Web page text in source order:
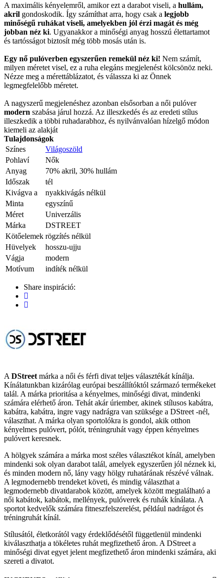
A maximális kényelemről, amikor ezt a darabot viseli, a hullám,
akril gondoskodik. Így számíthat arra, hogy csak a legjobb
minőségű ruhákat viseli, amelyekben jól érzi magát és még
jobban néz ki. Ugyanakkor a minőségi anyag hosszú élettartamot
és tartósságot biztosít még több mosás után is.
Egy nő pulóverben egyszerűen remekül néz ki! Nem számít,
milyen méretet visel, ez a ruha elegáns megjelenést kölcsönöz neki.
Nézze meg a mérettáblázatot, és válassza ki az Önnek
legmegfelelőbb méretet.
A nagyszerű megjelenéshez azonban elsősorban a női pulóver
modern szabása járul hozzá. Az illeszkedés és az eredeti stílus
illeszkedik a többi ruhadarabhoz, és nyilvánvalóan hízelgő módon
kiemeli az alakját
Tulajdonságok
Színes
Világoszöld
Pohlaví
Nők
Anyag
70% akril, 30% hullám
Időszak
tél
Kivágva a
nyakkivágás nélkül
Minta
egyszínű
Méret
Univerzális
Márka
DSTREET
Kötőelemek rögzítés nélkül
Hüvelyek
hosszu-ujju
Vágja
modern
Motívum
indíték nélkül
Share inspiráció:
A DStreet márka a női és férfi divat teljes választékát kínálja.
Kínálatunkban kizárólag európai beszállítóktól származó termékeket
talál. A márka prioritása a kényelmes, minőségi divat, mindenki
számára elérhető áron. Tehát akár úriember, akinek stílusos kabátra,
kabátra, kabátra, ingre vagy nadrágra van szüksége a DStreet -nél,
választhat. A márka olyan sportolókra is gondol, akik otthon
kényelmes pulóvert, pólót, tréningruhát vagy éppen kényelmes
pulóvert keresnek.
A hölgyek számára a márka most széles választékot kínál, amelyben
mindenki sok olyan darabot talál, amelyek egyszerűen jól néznek ki,
és minden modern nő, lány vagy hölgy ruhatárának részévé válnak.
A legmodernebb trendeket követi, és mindig választhat a
legmodernebb divatdarabok között, amelyek között megtalálható a
női kabátok, kabátok, mellények, pulóverek és ruhák kínálata. A
sportot kedvelők számára fitneszfelszerelést, például nadrágot és
tréningruhát kínál.
Stílusától, életkorától vagy érdeklődésétől függetlenül mindenki
kiválaszthatja a tökéletes ruhát megfizethető áron. A DStreet a
minőségi divat egyet jelent megfizethető áron mindenki számára, aki
szereti a divatot.